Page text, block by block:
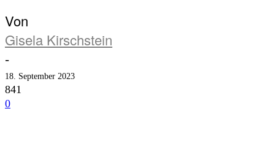
Von
Gisela Kirschstein
-
18. September 2023
841
0